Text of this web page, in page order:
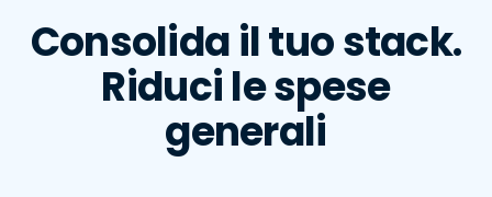
Consolida il tuo stack.
Riduci le spese
generali